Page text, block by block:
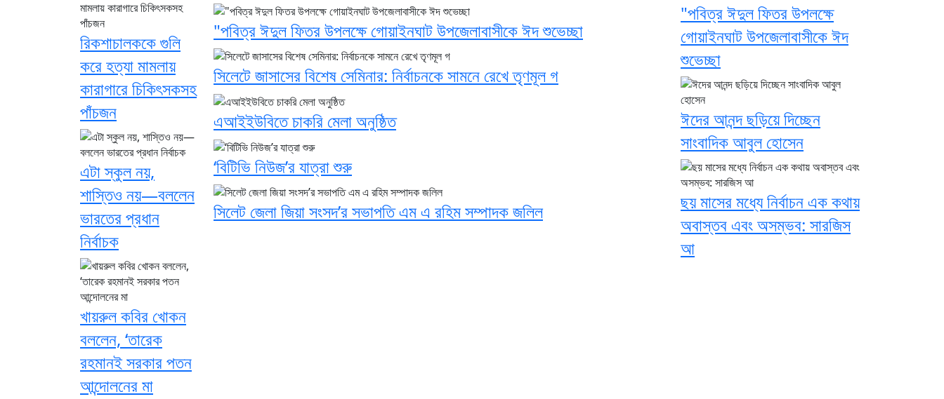
"পবিত্র ঈদুল ফিতর উপলক্ষে গোয়াইনঘাট উপজেলাবাসীকে ঈদ শুভেচ্ছা
সিলেটে জাসাসের বিশেষ সেমিনার: নির্বাচনকে সামনে রেখে তৃণমূল গ
এআইইউবিতে চাকরি মেলা অনুষ্ঠিত
‘বিটিভি নিউজ’র যাত্রা শুরু
সিলেট জেলা জিয়া সংসদ’র সভাপতি এম এ রহিম সম্পাদক জলিল
রিকশাচালককে গুলি
করে হত্যা মামলায়
কারাগারে চিকিৎসকসহ
পাঁচজন
এটা স্কুল নয়,
শাস্তিও নয়—বললেন
ভারতের প্রধান
নির্বাচক
খায়রুল কবির খোকন
বললেন, ‘তারেক
রহমানই সরকার পতন
আন্দোলনের মা
"পবিত্র ঈদুল ফিতর উপলক্ষে
গোয়াইনঘাট উপজেলাবাসীকে ঈদ
শুভেচ্ছা
ঈদের আনন্দ ছড়িয়ে দিচ্ছেন
সাংবাদিক আবুল হোসেন
ছয় মাসের মধ্যে নির্বাচন এক কথায়
অবাস্তব এবং অসম্ভব: সারজিস
আ